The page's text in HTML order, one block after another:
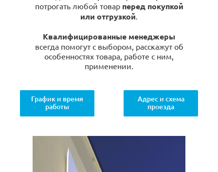
потрогать любой товар перед покупкой
или отгрузкой.
Квалифицированные менеджеры
всегда помогут с выбором, расскажут об
особенностях товара, работе с ним,
применении.
График и время
работы
Адрес и схема
проезда